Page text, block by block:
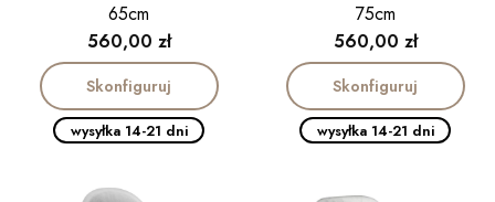
65cm
Cena
560,00 zł
Skonfiguruj
wysyłka 14-21 dni
75cm
Cena
560,00 zł
Skonfiguruj
wysyłka 14-21 dni